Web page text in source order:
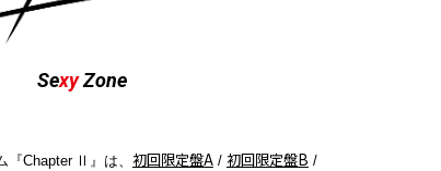
SexyZone
『Chapter Ⅱ 』は、 初回限定盤A/ 初回限定盤B /